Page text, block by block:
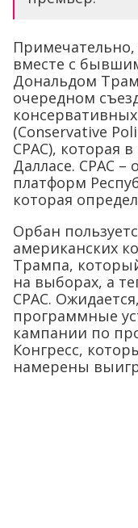
Примечательно,
вместе с
Дональдом
очередном
(Conservative
CPAC), которая
Далласе. CPAC
платформ
которая
Орбан
американских
Трампа,
на выборах, а
СРАС.
программные
кампании по
Конгресс,
намерены